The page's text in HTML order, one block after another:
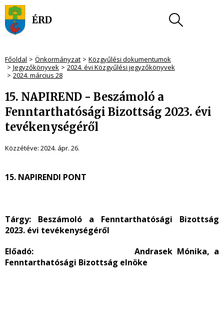
Főoldal Önkormányzat
Közgyűlési dokumentumok
Jegyzőkönyvek
2024. évi Közgyűlési jegyzőkönyvek
2024. március 28
15. NAPIREND - Beszámoló a
Fenntarthatósági Bizottság 2023. évi
tevékenységéről
Közzétéve: 2024. ápr. 26.
15. NAPIRENDI PONT
Tárgy: Beszámoló a Fenntarthatósági Bizottság
2023. évi tevékenységéről
Előadó: Andrasek Mónika, a
Fenntarthatósági Bizottság elnöke